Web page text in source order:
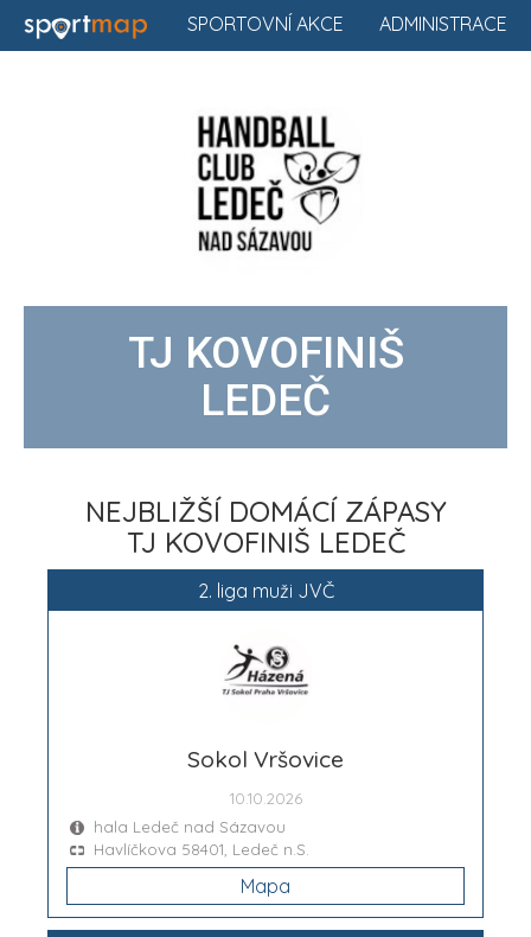
ADMINISTRACE
SPORTOVNÍ AKCE
TJ KOVOFINIŠ
LEDEČ
NEJBLIŽŠÍ DOMÁCÍ ZÁPASY
TJ KOVOFINIŠ LEDEČ
2. liga muži JVČ
Sokol Vršovice
10.10.2026
hala Ledeč nad Sázavou
Havlíčkova 58401, Ledeč n.S.
Mapa